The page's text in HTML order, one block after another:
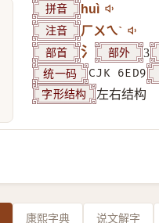
拼音 huì
注音 ㄏㄨㄟˋ
部首 氵 部外 3
统一码 CJK 6ED9
字形结构 左右结构
康熙字典 说文解字